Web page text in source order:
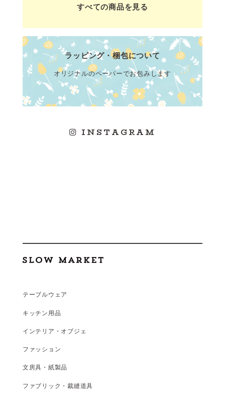
すべての商品を見る
ラッピング・梱包について
オリジナルのペーパーでお包みします
INSTAGRAM
テーブルウェア
キッチン用品
インテリア・オブジェ
ファッション
文房具・紙製品
ファブリック・裁縫道具